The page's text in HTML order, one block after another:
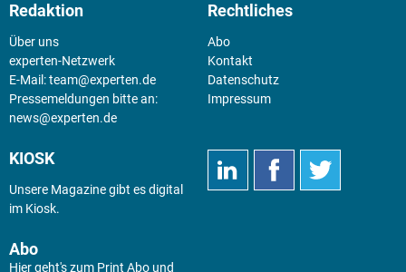
Redaktion
Über uns
experten-Netzwerk
E-Mail:team@experten.de
Pressemeldungen bitte an:
news@experten.de
Rechtliches
Abo
Kontakt
Datenschutz
Impressum
KIOSK
Unsere Magazine gibt es digital
im Kiosk.
Abo
Hier geht's zum Print Abo und